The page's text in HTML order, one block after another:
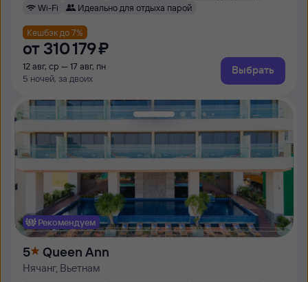
Wi-Fi
Идеально для отдыха парой
Кешбэк до 7%
от 310 ⁠179 ⁠₽
12 авг, ср — 17 авг, пн
5 ночей, за двоих
Выбрать
Рекомендуем
5 Queen Ann
Нячанг, Вьетнам